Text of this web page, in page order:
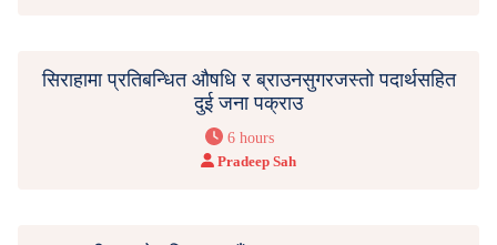
सिराहामा प्रतिबन्धित औषधि र ब्राउनसुगरजस्तो पदार्थसहित
दुई जना पक्राउ
6 hours
Pradeep Sah